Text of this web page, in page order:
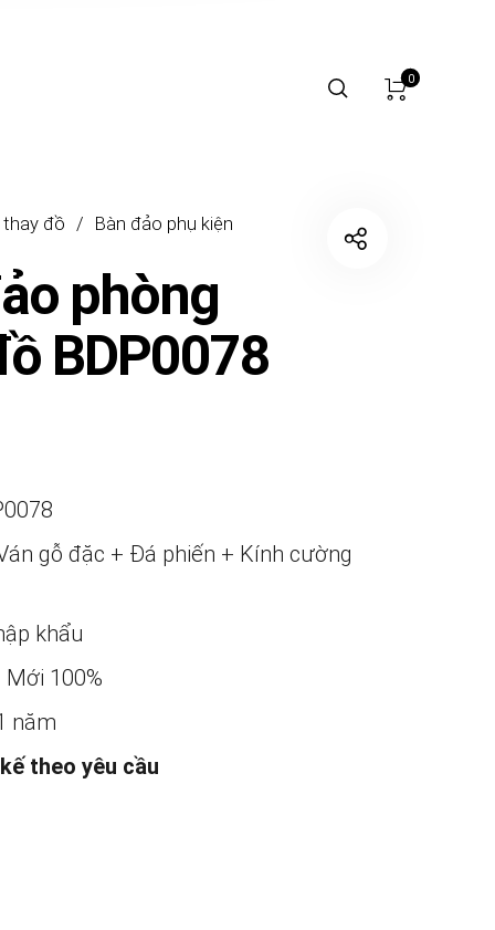
0
đồ / Bàn đảo phụ kiện
phòng
BDP0078
gỗ đặc + Đá phiến + Kính cường
khẩu
Mới 100%
năm
theo yêu cầu